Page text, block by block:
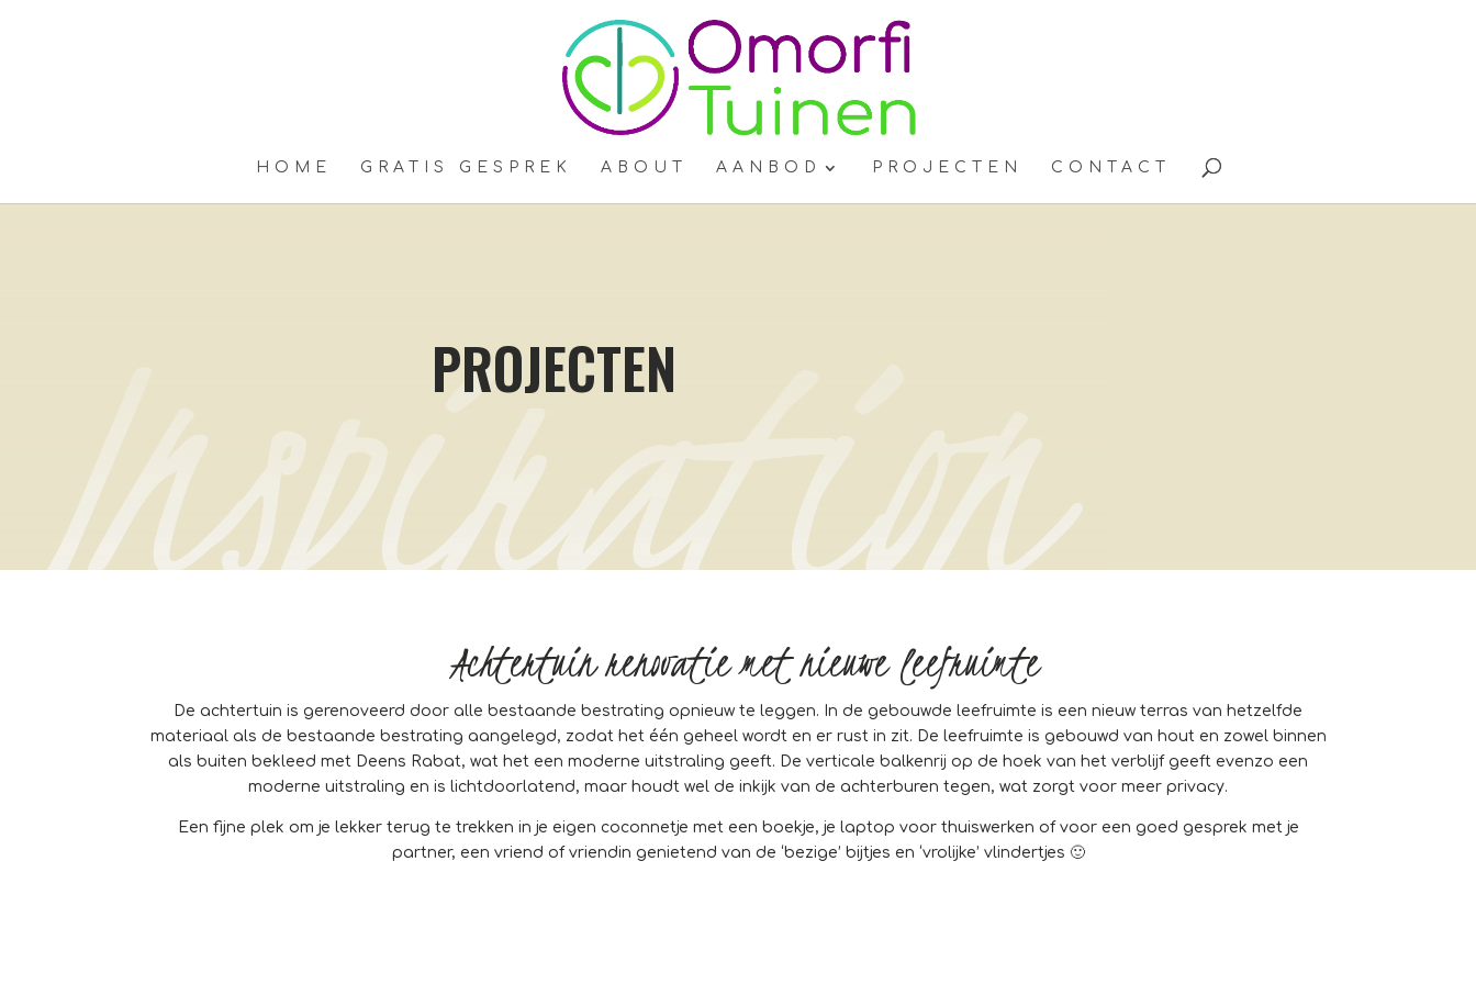
HOME GRATIS GESPREK ABOUT AANBOD PROJECTEN CONTACT
PROJECTEN
Achtertuin renovatie met nieuwe leefruimte
De achtertuin is gerenoveerd door alle bestaande bestrating opnieuw te leggen. In de gebouwde leefruimte is een nieuw terras van hetzelfde
materiaal als de bestaande bestrating aangelegd, zodat het één geheel wordt en er rust in zit. De leefruimte is gebouwd van hout en zowel binnen
als buiten bekleed met Deens Rabat, wat het een moderne uitstraling geeft. De verticale balkenrij op de hoek van het verblijf geeft evenzo een
moderne uitstraling en is lichtdoorlatend, maar houdt wel de inkijk van de achterburen tegen, wat zorgt voor meer privacy.
Een fijne plek om je lekker terug te trekken in je eigen coconnetje met een boekje, je laptop voor thuiswerken of voor een goed gesprek met je
partner, een vriend of vriendin genietend van de ‘bezige’ bijtjes en ‘vrolijke’ vlindertjes 🙂